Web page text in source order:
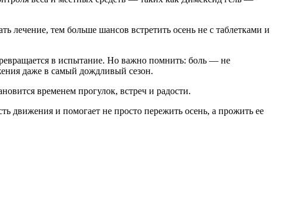
лечение, тем больше шансов встретить осень не с таблетками и
в испытание. Но важно помнить: боль — не
даже в самый дождливый сезон.
временем прогулок, встреч и радости.
движения и помогает не просто пережить осень, а прожить ее